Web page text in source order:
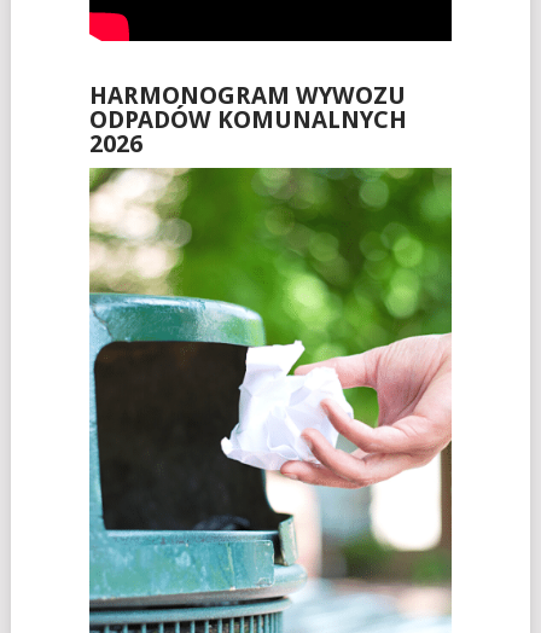
HARMONOGRAM WYWOZU
ODPADÓW KOMUNALNYCH
2026